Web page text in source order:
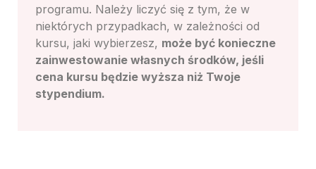
programu. Należy liczyć się z tym, że w
niektórych przypadkach, w zależności od
kursu, jaki wybierzesz, może być konieczne
zainwestowanie własnych środków, jeśli
cena kursu będzie wyższa niż Twoje
stypendium.